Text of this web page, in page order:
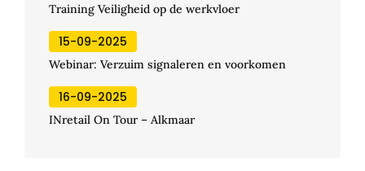
Training Veiligheid op de werkvloer
15-09-2025
Webinar: Verzuim signaleren en voorkomen
16-09-2025
INretail On Tour – Alkmaar